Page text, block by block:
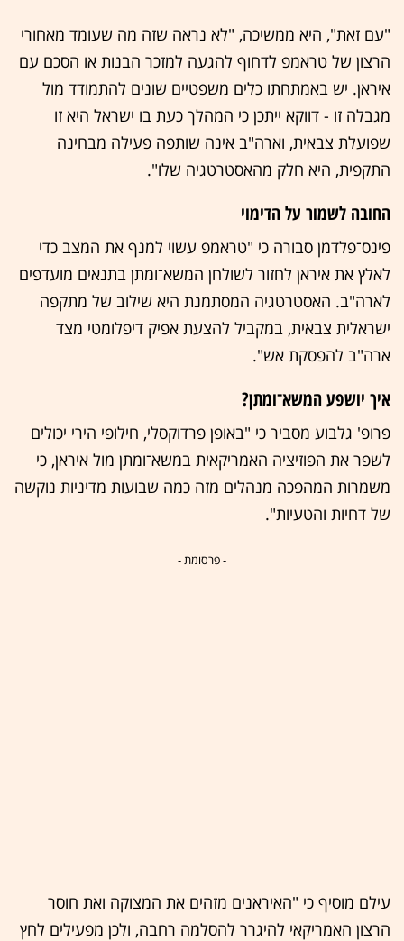
"עם זאת", היא ממשיכה, "לא נראה שזה מה שעומד מאחורי
הרצון של טראמפ לדחוף להגעה למזכר הבנות או הסכם עם
איראן. יש באמתחתו כלים משפטיים שונים להתמודד מול
מגבלה זו - דווקא ייתכן כי המהלך כעת בו ישראל היא זו
שפועלת צבאית, וארה"ב אינה שותפה פעילה מבחינה
התקפית, היא חלק מהאסטרטגיה שלו".
החובה לשמור על הדימוי
פינס־פלדמן סבורה כי "טראמפ עשוי למנף את המצב כדי
לאלץ את איראן לחזור לשולחן המשא־ומתן בתנאים מועדפים
לארה"ב. האסטרטגיה המסתמנת היא שילוב של מתקפה
ישראלית צבאית, במקביל להצעת אפיק דיפלומטי מצד
ארה"ב להפסקת אש".
איך יושפע המשא־ומתן?
פרופ' גלבוע מסביר כי "באופן פרדוקסלי, חילופי הירי יכולים
לשפר את הפוזיציה האמריקאית במשא־ומתן מול איראן, כי
משמרות המהפכה מנהלים מזה כמה שבועות מדיניות נוקשה
של דחיות והטעיות".
- פרסומת -
עילם מוסיף כי "האיראנים מזהים את המצוקה ואת חוסר
הרצון האמריקאי להיגרר להסלמה רחבה, ולכן מפעילים לחץ